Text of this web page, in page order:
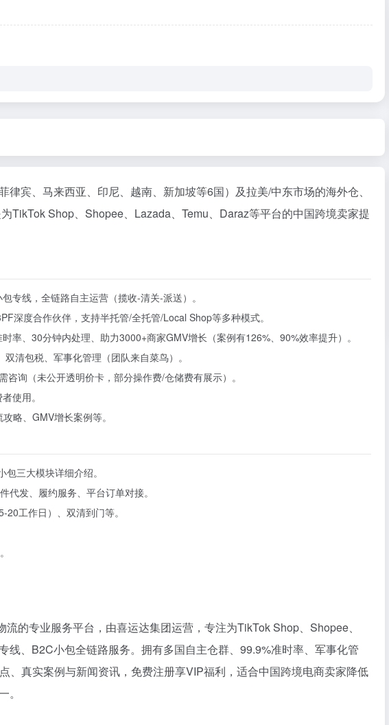
宾、马来西亚、印尼、越南、新加坡等6国）及拉美/中东市场的海外仓、
TikTok Shop、Shopee、Lazada、Temu、Daraz等平台的中国跨境卖家提
专线，全链路自主运营（揽收-清关-派送）。
深度合作伙伴，支持半托管/全托管/Local Shop等多种模式。
率、30分钟内处理、助力3000+商家GMV增长（案例有126%、90%效率提升）。
清包税、军事化管理（团队来自菜鸟）。
询（未公开透明价卡，部分操作费/仓储费有展示）。
使用。
略、GMV增长案例等。
三大模块详细介绍。
代发、履约服务、平台订单对接。
工作日）、双清到门等。
的专业服务平台，由喜运达集团运营，专注为TikTok Shop、Shopee、
线、B2C小包全链路服务。拥有多国自主仓群、99.9%准时率、军事化管
、真实案例与新闻资讯，免费注册享VIP福利，适合中国跨境电商卖家降低